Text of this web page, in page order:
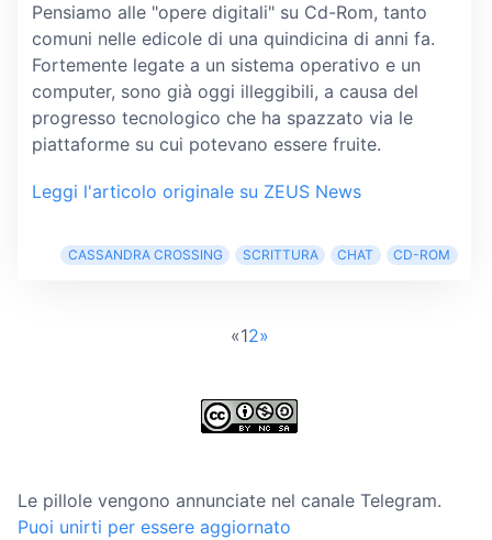
Pensiamo alle "opere digitali" su Cd-Rom, tanto
comuni nelle edicole di una quindicina di anni fa.
Fortemente legate a un sistema operativo e un
computer, sono già oggi illeggibili, a causa del
progresso tecnologico che ha spazzato via le
piattaforme su cui potevano essere fruite.
Leggi l'articolo originale su ZEUS News
CASSANDRA CROSSING SCRITTURA CHAT CD-ROM
«12»
Le pillole vengono annunciate nel canale Telegram.
Puoi unirti per essere aggiornato